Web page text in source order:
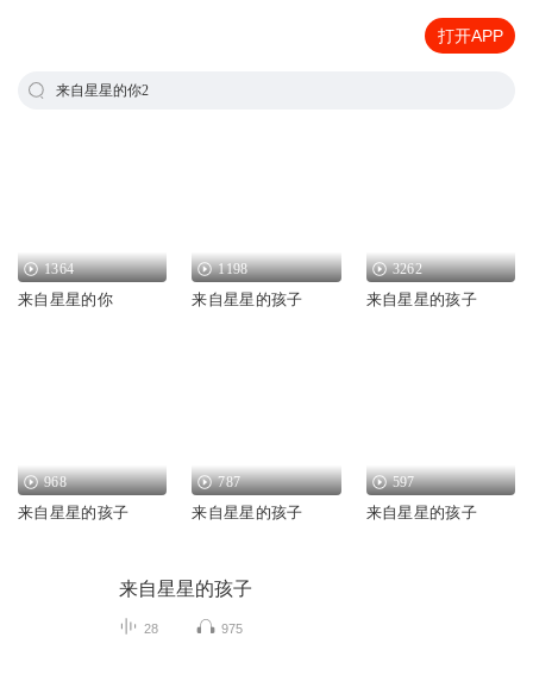
打开APP
来自星星的你2
1364
来自星星的你
1198
来自星星的孩子
3262
来自星星的孩子
968
来自星星的孩子
787
来自星星的孩子
597
来自星星的孩子
来自星星的孩子
28 975